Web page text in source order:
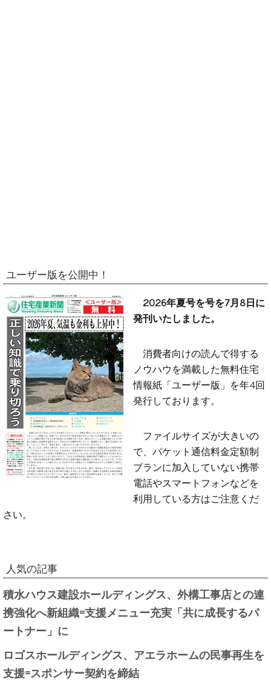
ユーザー版を公開中！
2026年夏号を号を7月8日に
発刊いたしました。
消費者向けの読んで得する
ノウハウを満載した無料住宅
情報紙「ユーザー版」を年4回
発行しております。
ファイルサイズが大きいの
で、パケット通信料金定額制
プランに加入していない携帯
電話やスマートフォンなどを
利用している方はご注意くだ
さい。
人気の記事
積水ハウス建設ホールディングス、外構工事店との連
携強化へ新組織=支援メニュー充実「共に成長するパ
ートナー」に
ロゴスホールディングス、アエラホームの民事再生を
支援=スポンサー契約を締結